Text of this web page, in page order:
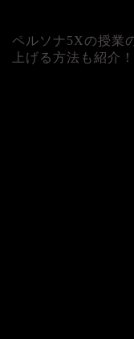
ペルソナ5Xの授業
上げる方法も紹介！